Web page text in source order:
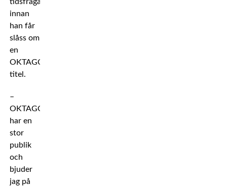
innan
han får
slåss om
en
OKTAGON-
titel.
–
OKTAGON
har en
stor
publik
och
bjuder
jag på